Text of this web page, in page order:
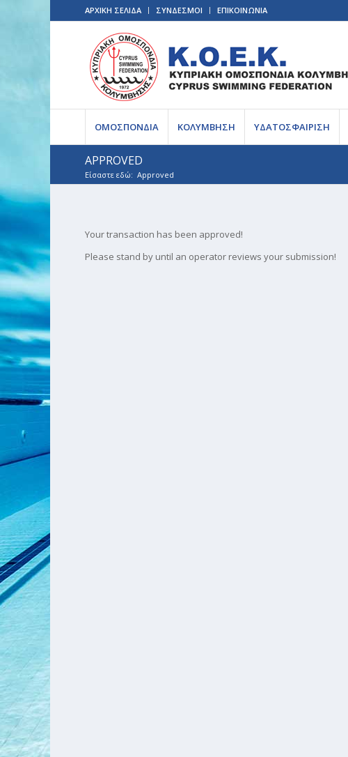
ΑΡΧΙΚΗ ΣΕΛΙΔΑ ΣΥΝΔΕΣΜΟΙ ΕΠΙΚΟΙΝΩΝΙΑ
ΟΜΟΣΠΟΝΔΙΑ ΚΟΛΥΜΒΗΣΗ ΥΔΑΤΟΣΦΑΙΡΙΣΗ
APPROVED
Είσαστε εδώ: Approved
Your transaction has been approved!
Please stand by until an operator reviews your submission!